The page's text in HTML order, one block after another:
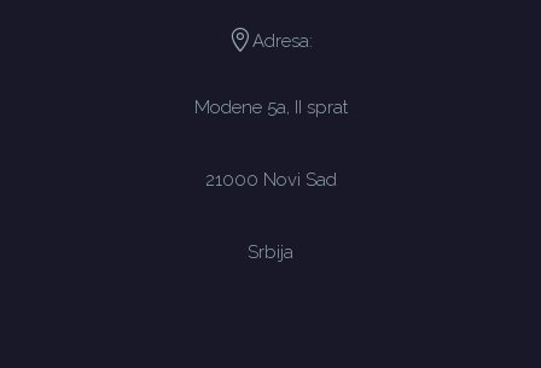
Adresa:
Modene 5a, II sprat
21000 Novi Sad
Srbija